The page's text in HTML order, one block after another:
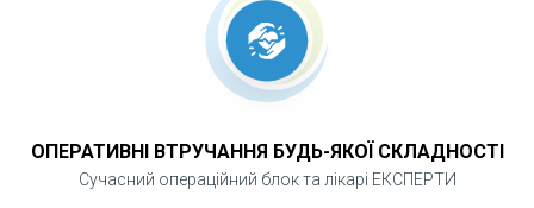
ОПЕРАТИВНІ ВТРУЧАННЯ БУДЬ-ЯКОЇ СКЛАДНОСТІ
Сучасний операційний блок та лікарі ЕКСПЕРТИ